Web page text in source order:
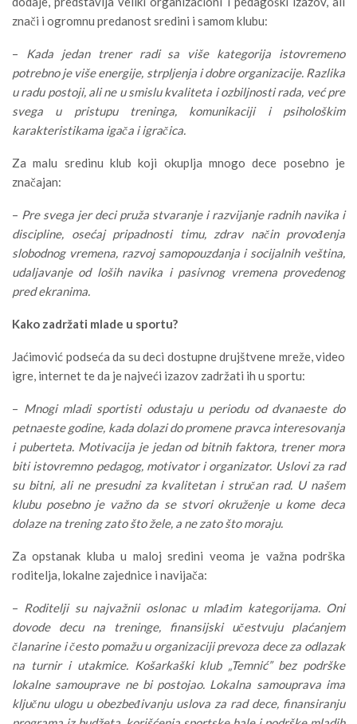
znači i ogromnu predanost sredini i samom klubu:
– Kada jedan trener radi sa više kategorija istovremeno
potrebno je više energije, strpljenja i dobre organizacije. Razlika
u radu postoji, ali ne u smislu kvaliteta i ozbiljnosti rada, već pre
svega u pristupu treninga, komunikaciji i psihološkim
karakteristikama igača i igračica.
Za malu sredinu klub koji okuplja mnogo dece posebno je
značajan:
– Pre svega jer deci pruža stvaranje i razvijanje radnih navika i
discipline, osećaj pripadnosti timu, zdrav način provođenja
slobodnog vremena, razvoj samopouzdanja i socijalnih veština,
udaljavanje od loših navika i pasivnog vremena provedenog
pred ekranima.
Kako zadržati mlade u sportu?
Jaćimović podseća da su deci dostupne drujštvene mreže, video
igre, internet te da je najveći izazov zadržati ih u sportu:
– Mnogi mladi sportisti odustaju u periodu od dvanaeste do
petnaeste godine, kada dolazi do promene pravca interesovanja
i puberteta. Motivacija je jedan od bitnih faktora, trener mora
biti istovremno pedagog, motivator i organizator. Uslovi za rad
su bitni, ali ne presudni za kvalitetan i stručan rad. U našem
klubu posebno je važno da se stvori okruženje u kome deca
dolaze na trening zato što žele, a ne zato što moraju.
Za opstanak kluba u maloj sredini veoma je važna podrška
roditelja, lokalne zajednice i navijača:
– Roditelji su najvažnii oslonac u mlađim kategorijama. Oni
dovode decu na treninge, finansijski učestvuju plaćanjem
članarine i često pomažu u organizaciji prevoza dece za odlazak
na turnir i utakmice. Košarkaški klub „Temnić” bez podrške
lokalne samouprave ne bi postojao. Lokalna samouprava ima
ključnu ulogu u obezbeđivanju uslova za rad dece, finansiranju